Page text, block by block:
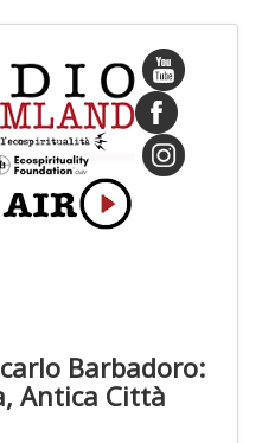
Barbadoro:
Antica Città